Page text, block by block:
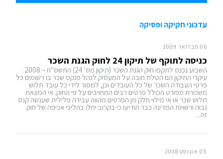
עדכוני חקיקה ופסיקה
06 פברואר 2009
כניסה לתוקף של תיקון 24 לחוק הגנת השכר
השבוע נכנס לתקפו חוק הגנת השכר (תיקון מס' 24) התשס"ח – 2008.
עיקרי התיקון הם הטלת חובה על המעסיק לנהל פנקס שכר בו רשומים כל
פרטי העבודה השכר של כל העובדים וכן, למסור לידי כל עובד תלוש
משכורת מפורט הכולל פרטים רבים המחויבים על פי החוק. אי המצאת
תלוש שכר או אי מילוי חלק מן הפרטים מהווה עבירה פלילית שענשה קנס
גבוה ורשויות המדינה כבר הודיעו כי בקרוב יחלו בהליכי אכיפה של חוק
זה...
05 אוגוסט 2008